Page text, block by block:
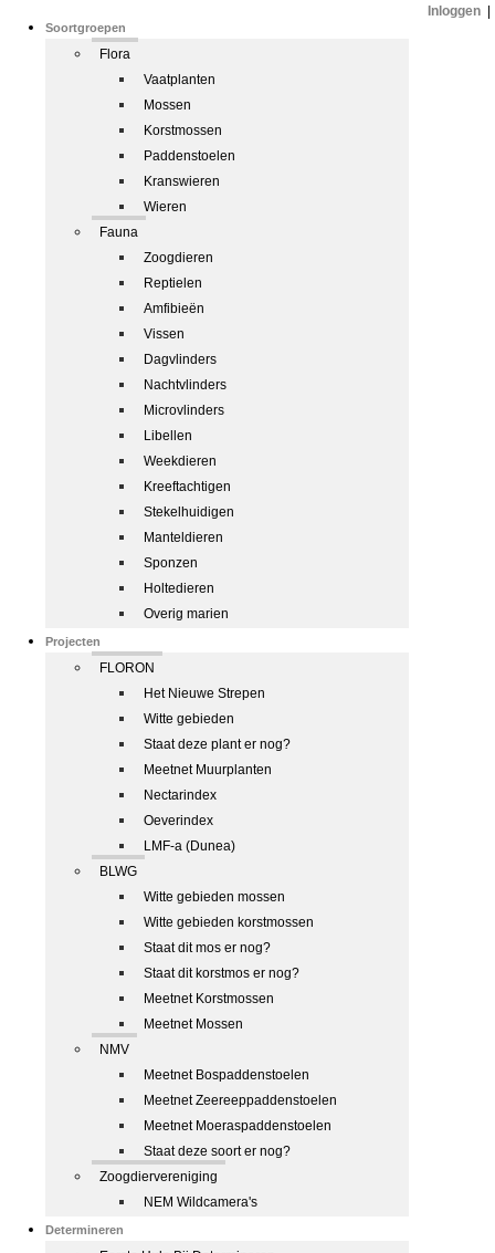
Soortgroepen
Flora
Vaatplanten
Mossen
Korstmossen
Paddenstoelen
Kranswieren
Wieren
Fauna
Zoogdieren
Reptielen
Amfibieën
Vissen
Dagvlinders
Nachtvlinders
Microvlinders
Libellen
Weekdieren
Kreeftachtigen
Stekelhuidigen
Manteldieren
Sponzen
Holtedieren
Overig marien
Projecten
FLORON
Het Nieuwe Strepen
Witte gebieden
Staat deze plant er nog?
Meetnet Muurplanten
Nectarindex
Oeverindex
LMF-a (Dunea)
BLWG
Witte gebieden mossen
Witte gebieden korstmossen
Staat dit mos er nog?
Staat dit korstmos er nog?
Meetnet Korstmossen
Meetnet Mossen
NMV
Meetnet Bospaddenstoelen
Meetnet Zeereeppaddenstoelen
Meetnet Moeraspaddenstoelen
Staat deze soort er nog?
Zoogdiervereniging
NEM Wildcamera's
Determineren
Inloggen